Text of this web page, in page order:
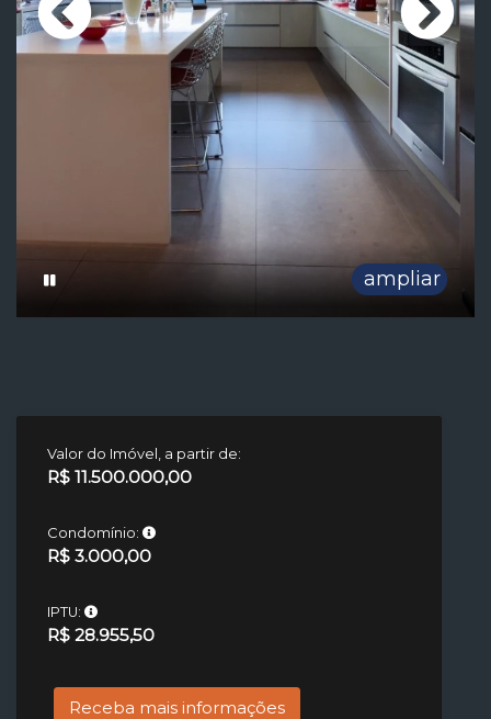
ampliar
Valor do Imóvel, a partir de:
R$ 11.500.000,00
Condomínio:
R$ 3.000,00
IPTU:
R$ 28.955,50
Receba mais informações